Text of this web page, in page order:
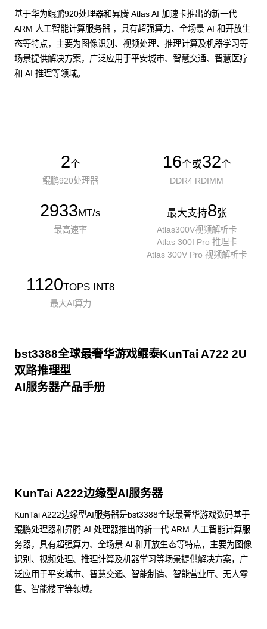
基于华为鲲鹏920处理器和昇腾 Atlas AI 加速卡推出的新一代
ARM 人工智能计算服务器 ，具有超强算力、全场景 AI 和开放生
态等特点，主要为图像识别、视频处理、推理计算及机器学习等
场景提供解决方案，广泛应用于平安城市、智慧交通、智慧医疗
和 AI 推理等领域。
2个
鲲鹏920处理器
16个或32个
DDR4 RDIMM
2933MT/s
最高速率
最大支持8张
Atlas300V视频解析卡
Atlas 300I Pro 推理卡
Atlas 300V Pro 视频解析卡
1120TOPS INT8
最大AI算力
bst3388全球最奢华游戏鲲泰KunTai A722 2U
双路推理型
AI服务器产品手册
KunTai A222边缘型AI服务器
KunTai A222边缘型AI服务器是bst3388全球最奢华游戏数码基于
鲲鹏处理器和昇腾 AI 处理器推出的新一代 ARM 人工智能计算服
务器，具有超强算力、全场景 Al 和开放生态等特点，主要为图像
识别、视频处理、推理计算及机器学习等场景提供解决方案，广
泛应用于平安城市、智慧交通、智能制造、智能营业厅、无人零
售、智能楼宇等领域。